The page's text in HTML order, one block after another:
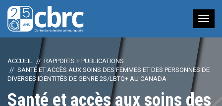
à
ACCUEIL
RAPPORTS + PUBLICATIONS
SANTÉ ET ACCÈS AUX SOINS DES FEMMES ET DES PERSONNES DE
DIVERSES IDENTITÉS DE GENRE 2S/LBTQ+ AU CANADA
Santé et accès aux soins des